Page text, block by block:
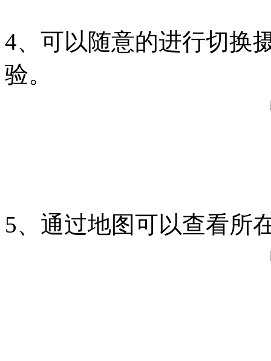
4、可以随意的进行切换
验。
5、通过地图可以查看所